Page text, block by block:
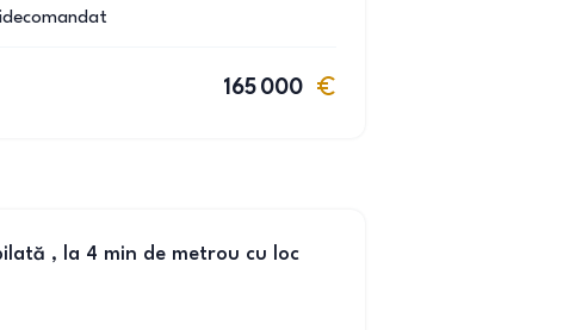
165 000
, la 4 min de metrou cu loc